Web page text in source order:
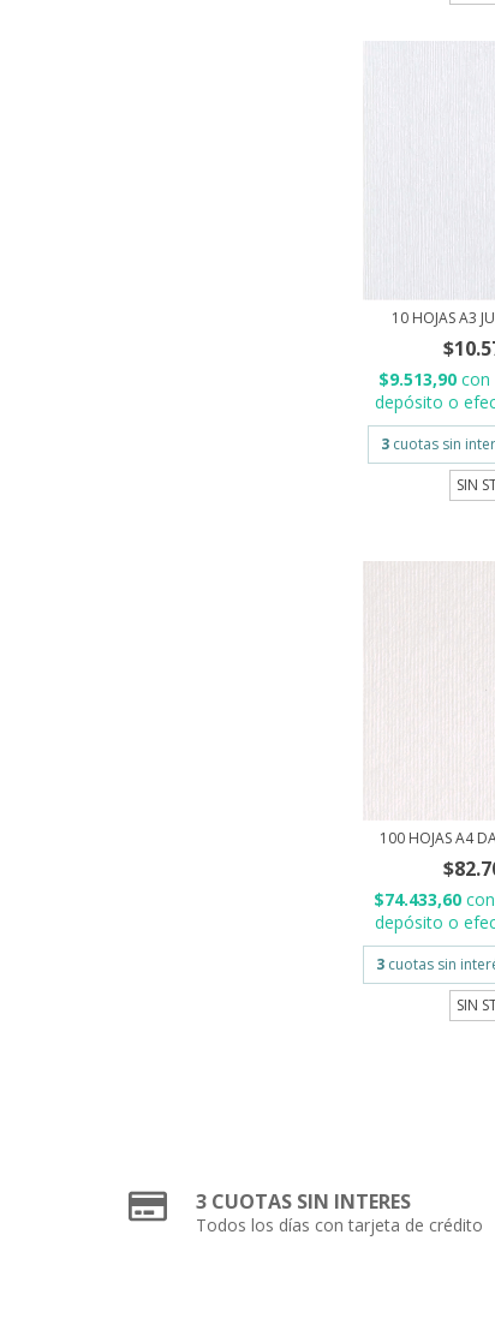
10 HOJAS A3
$9.513,90 con
depósito o
3 cuotas sin
SIN
100 HOJAS A4
$74.433,60 con
depósito o
3 cuotas sin
SIN
3 CUOTAS SIN INTERES
Todos los días con tarjeta de crédito